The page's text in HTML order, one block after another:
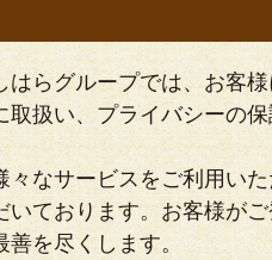
らグループでは、お客
扱い、プライバシーの
なサービスをご利用い
ております。お客様が
を尽くします。